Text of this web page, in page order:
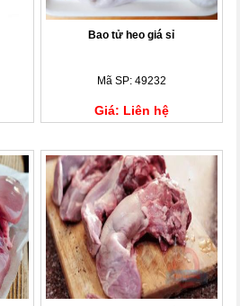
Bao tử heo giá sỉ
Mã SP: 49232
Giá: Liên hệ